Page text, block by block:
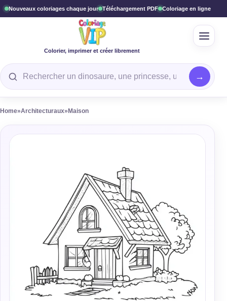
Nouveaux coloriages chaque jour Téléchargement PDF Coloriage en ligne
Colorier, imprimer et créer librement
Rechercher un coloriage
Home»Architecturaux» Maison